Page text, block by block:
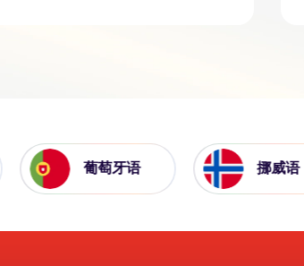
葡萄牙语 挪威语